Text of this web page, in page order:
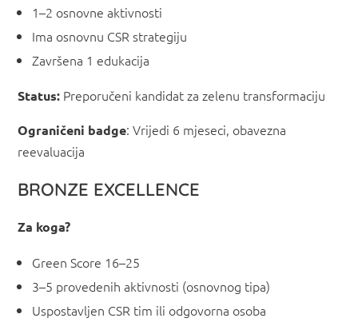
1–2 osnovne aktivnosti
Ima osnovnu CSR strategiju
Završena 1 edukacija
Status: Preporučeni kandidat za zelenu transformaciju
Ograničeni badge: Vrijedi 6 mjeseci, obavezna
reevaluacija
BRONZE EXCELLENCE
Za koga?
Green Score 16–25
3–5 provedenih aktivnosti (osnovnog tipa)
Uspostavljen CSR tim ili odgovorna osoba